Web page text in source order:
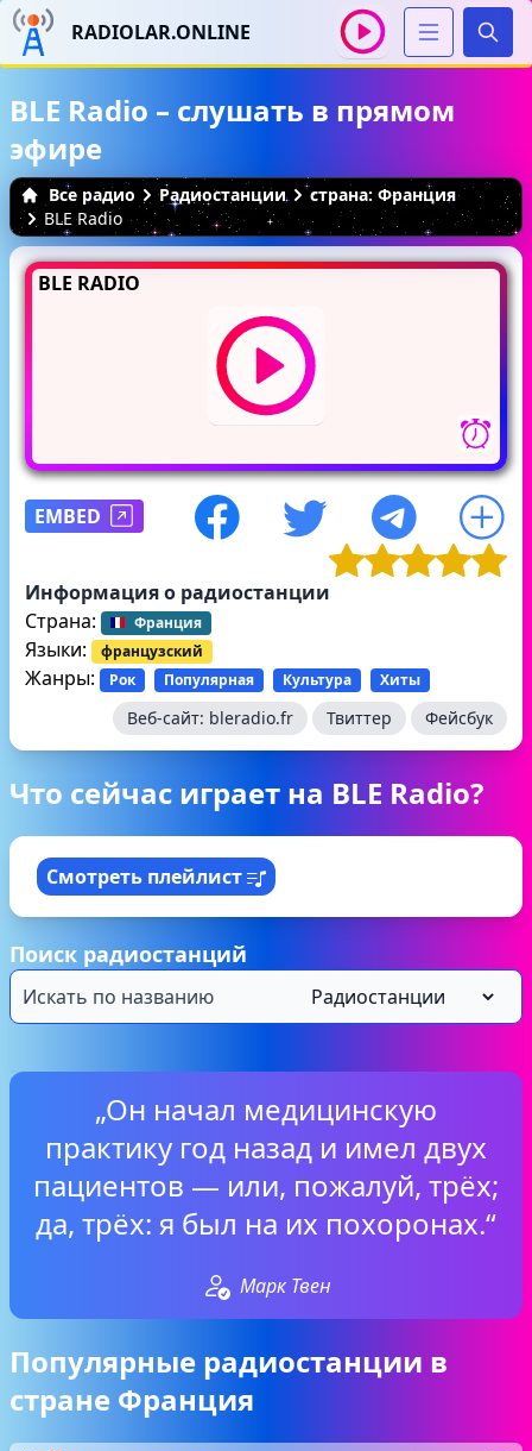
RADIOLAR.ONLINE
BLE Radio – слушать в прямом
эфире
Все радио Радиостанции
страна: Франция
BLE Radio
BLE RADIO
EMBED
Информация о радиостанции
Страна:
Франция
Языки: французский
Жанры: Рок Популярная Культура Хиты
Веб-сайт: bleradio.fr Твиттер Фейсбук
Что сейчас играет на BLE Radio?
Смотреть плейлист
Поиск радиостанций
„Он начал медицинскую
практику год назад и имел двух
пациентов — или, пожалуй, трёх;
да, трёх: я был на их похоронах.“
Марк Твен
Популярные радиостанции в
стране Франция